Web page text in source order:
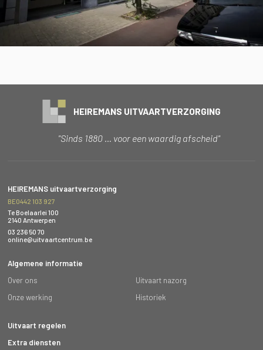
HEIREMANS UITVAARTVERZORGING
"Sinds 1880 … voor een waardig afscheid"
HEIREMANS uitvaartverzorging
BE0442 103 927
Te Boelaarlei 100
2140 Antwerpen
03 236 50 70
online@uitvaartcentrum.be
Algemene informatie
Over ons
Uitvaart nazorg
Onze werking
Historiek
Uitvaart regelen
Extra diensten